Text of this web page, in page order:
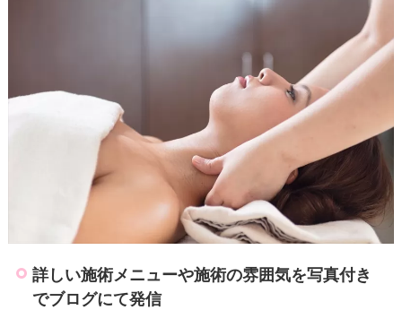
詳しい施術メニューや施術の雰囲気を写真付き
でブログにて発信